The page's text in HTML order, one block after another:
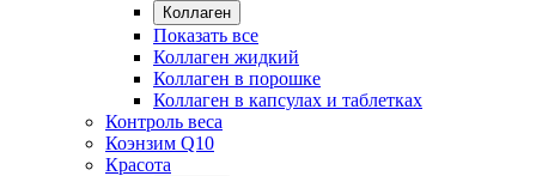
Коллаген
Показать все
Коллаген жидкий
Коллаген в порошке
Коллаген в капсулах и таблетках
Контроль веса
Коэнзим Q10
Красота